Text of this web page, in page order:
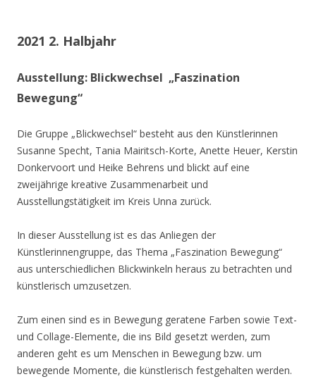
2021 2. Halbjahr
Ausstellung: Blickwechsel „Faszination
Bewegung“
Die Gruppe „Blickwechsel“ besteht aus den Künstlerinnen
Susanne Specht, Tania Mairitsch-Korte, Anette Heuer, Kerstin
Donkervoort und Heike Behrens und blickt auf eine
zweijährige kreative Zusammenarbeit und
Ausstellungstätigkeit im Kreis Unna zurück.
In dieser Ausstellung ist es das Anliegen der
Künstlerinnengruppe, das Thema „Faszination Bewegung“
aus unterschiedlichen Blickwinkeln heraus zu betrachten und
künstlerisch umzusetzen.
Zum einen sind es in Bewegung geratene Farben sowie Text-
und Collage-Elemente, die ins Bild gesetzt werden, zum
anderen geht es um Menschen in Bewegung bzw. um
bewegende Momente, die künstlerisch festgehalten werden.